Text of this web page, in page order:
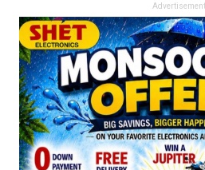
Advertisement